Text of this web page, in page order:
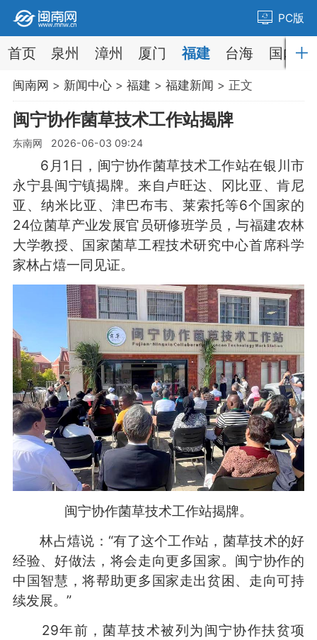
PC版
首页 泉州 漳州 厦门 福建 台海 国内
闽南网 > 新闻中心> 福建 > 福建新闻 > 正文
闽宁协作菌草技术工作站揭牌
东南网 2026-06-03 09:24
6月1日，闽宁协作菌草技术工作站在银川市
永宁县闽宁镇揭牌。来自卢旺达、冈比亚、肯尼
亚、纳米比亚、津巴布韦、莱索托等6个国家的
24位菌草产业发展官员研修班学员，与福建农林
大学教授、国家菌草工程技术研究中心首席科学
家林占熺一同见证。
闽宁协作菌草技术工作站揭牌。
林占熺说：“有了这个工作站，菌草技术的好
经验、好做法，将会走向更多国家。闽宁协作的
中国智慧，将帮助更多国家走出贫困、走向可持
续发展。”
29年前，菌草技术被列为闽宁协作扶贫项